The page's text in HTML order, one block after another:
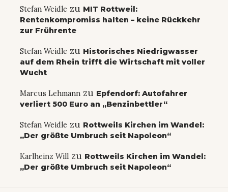
Stefan Weidle zu MIT Rottweil:
Rentenkompromiss halten – keine Rückkehr
zur Frührente
Stefan Weidle zu Historisches Niedrigwasser
auf dem Rhein trifft die Wirtschaft mit voller
Wucht
Marcus Lehmann zu Epfendorf: Autofahrer
verliert 500 Euro an „Benzinbettler“
Stefan Weidle zu Rottweils Kirchen im Wandel:
„Der größte Umbruch seit Napoleon“
Karlheinz Will zu Rottweils Kirchen im Wandel:
„Der größte Umbruch seit Napoleon“